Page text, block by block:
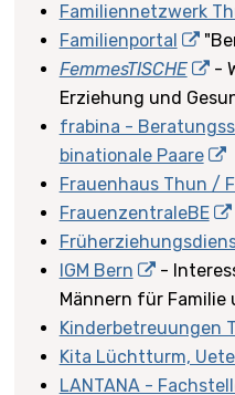
Familiennetzwerk
Familienportal
FemmesTISCHE
-
Erziehung und
frabina -
binationale Paare
Frauenhaus Thun /
FrauenzentraleBE
IGM Bern
-
Männern für
Kinderbetreuungen
Kita Lüchtturm,
LANTANA -